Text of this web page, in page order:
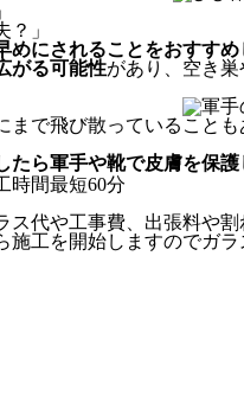
」
めにされることをおすすめ
がる可能性があり、空き
で飛び散っていることも
たら軍手や靴で皮膚を保護
ス代や工事費、出張料や
工を開始しますのでガ